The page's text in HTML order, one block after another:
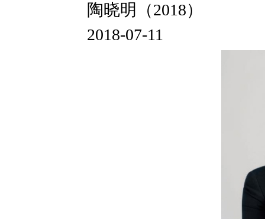
陶晓明（2018）
2018-07-11